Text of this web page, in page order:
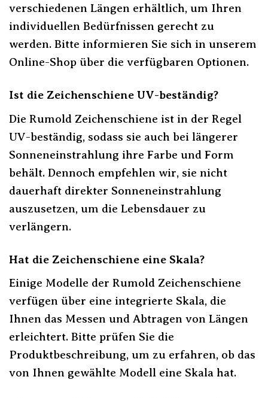
verschiedenen Längen erhältlich, um Ihren
individuellen Bedürfnissen gerecht zu
werden. Bitte informieren Sie sich in unserem
Online-Shop über die verfügbaren Optionen.
Ist die Zeichenschiene UV-beständig?
Die Rumold Zeichenschiene ist in der Regel
UV-beständig, sodass sie auch bei längerer
Sonneneinstrahlung ihre Farbe und Form
behält. Dennoch empfehlen wir, sie nicht
dauerhaft direkter Sonneneinstrahlung
auszusetzen, um die Lebensdauer zu
verlängern.
Hat die Zeichenschiene eine Skala?
Einige Modelle der Rumold Zeichenschiene
verfügen über eine integrierte Skala, die
Ihnen das Messen und Abtragen von Längen
erleichtert. Bitte prüfen Sie die
Produktbeschreibung, um zu erfahren, ob das
von Ihnen gewählte Modell eine Skala hat.